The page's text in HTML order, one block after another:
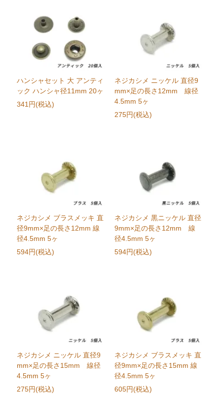
ハンシャセット 大 アンティ
ック ハンシャ径11mm 20ヶ
341円(税込)
ネジカシメ ニッケル 直径9
mm×足の長さ12mm 線径
4.5mm 5ヶ
275円(税込)
ネジカシメ ブラスメッキ 直
径9mm×足の長さ12mm 線
径4.5mm 5ヶ
594円(税込)
ネジカシメ 黒ニッケル 直径
9mm×足の長さ12mm 線
径4.5mm 5ヶ
594円(税込)
ネジカシメ ニッケル 直径9
mm×足の長さ15mm 線径
4.5mm 5ヶ
275円(税込)
ネジカシメ ブラスメッキ 直
径9mm×足の長さ15mm 線
径4.5mm 5ヶ
605円(税込)